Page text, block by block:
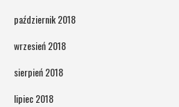
październik 2018
wrzesień 2018
sierpień 2018
lipiec 2018